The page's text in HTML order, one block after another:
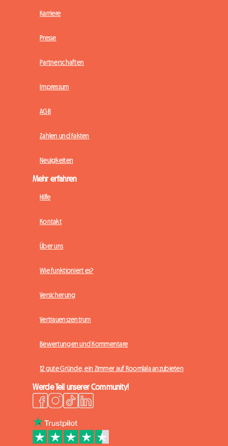
Karriere
Presse
Partnerschaften
Impressum
AGB
Zahlen und Fakten
Neuigkeiten
Mehr erfahren
Hilfe
Kontakt
Über uns
Wie funktioniert es?
Versicherung
Vertrauenszentrum
Bewertungen und Kommentare
12 gute Gründe, ein Zimmer auf Roomlala anzubieten
Werde Teil unserer Community!